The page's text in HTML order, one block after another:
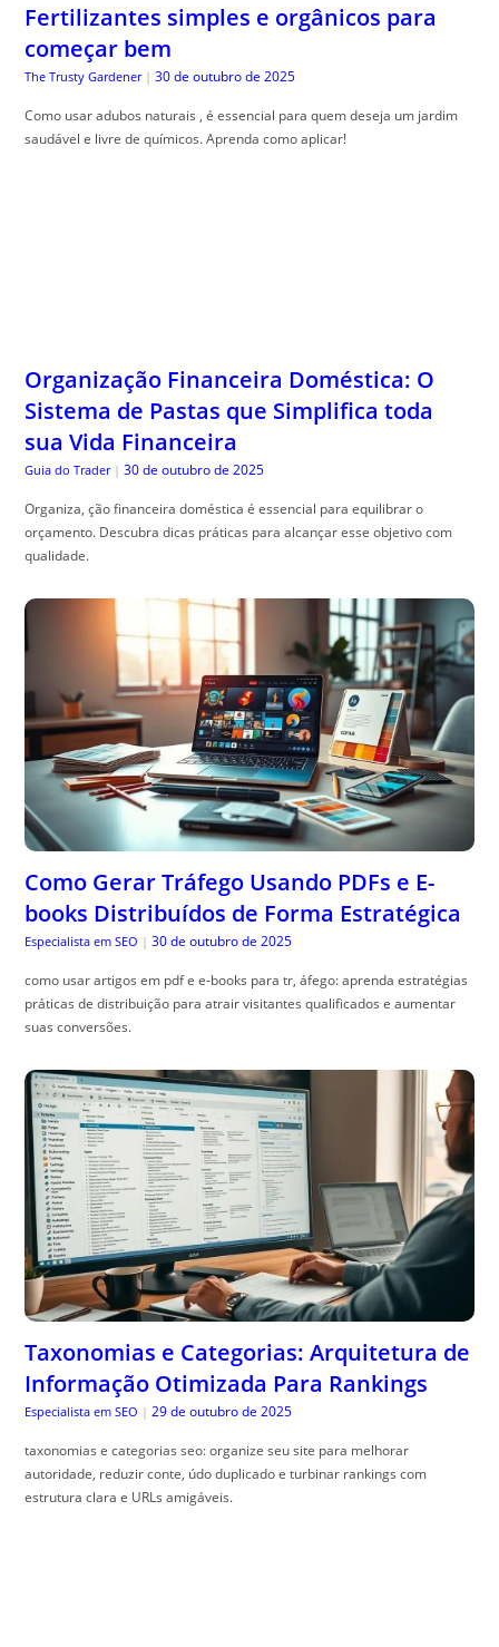
Fertilizantes simples e orgânicos para
começar bem
The Trusty Gardener | 30 de outubro de 2025
Como usar adubos naturais , é essencial para quem deseja um jardim
saudável e livre de químicos. Aprenda como aplicar!
Organização Financeira Doméstica: O
Sistema de Pastas que Simplifica toda
sua Vida Financeira
Guia do Trader | 30 de outubro de 2025
Organiza, ção financeira doméstica é essencial para equilibrar o
orçamento. Descubra dicas práticas para alcançar esse objetivo com
qualidade.
Como Gerar Tráfego Usando PDFs e E-
books Distribuídos de Forma Estratégica
Especialista em SEO | 30 de outubro de 2025
como usar artigos em pdf e e-books para tr, áfego: aprenda estratégias
práticas de distribuição para atrair visitantes qualificados e aumentar
suas conversões.
Taxonomias e Categorias: Arquitetura de
Informação Otimizada Para Rankings
Especialista em SEO | 29 de outubro de 2025
taxonomias e categorias seo: organize seu site para melhorar
autoridade, reduzir conte, údo duplicado e turbinar rankings com
estrutura clara e URLs amigáveis.